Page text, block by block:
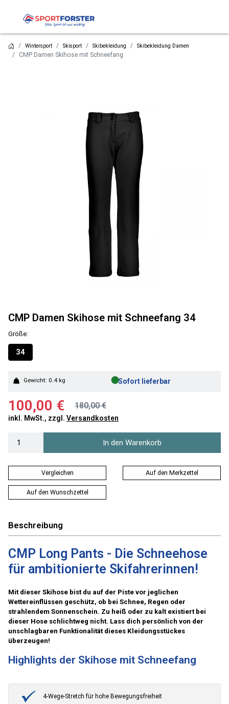
Wintersport Skisport Skibekleidung Skibekleidung Damen
CMP Damen Skihose mit Schneefang
CMP Damen Skihose mit Schneefang 34
Größe:
34
Gewicht: 0.4 kg ●Sofort lieferbar
100,00 € 180,00 €
inkl. MwSt., zzgl. Versandkosten
In den Warenkorb
Vergleichen Auf den Merkzettel
Auf den Wunschzettel
Beschreibung
CMP Long Pants - Die Schneehose
für ambitionierte Skifahrerinnen!
Mit dieser Skihose bist du auf der Piste vor jeglichen
Wettereinflüssen geschütz, ob bei Schnee, Regen oder
strahlendem Sonnenschein. Zu heiß oder zu kalt existiert bei
dieser Hose schlichtweg nicht. Lass dich persönlich von der
unschlagbaren Funktionalität dieses Kleidungsstückes
überzeugen!
Highlights der Skihose mit Schneefang
4-Wege-Stretch für hohe Bewegungsfreiheit